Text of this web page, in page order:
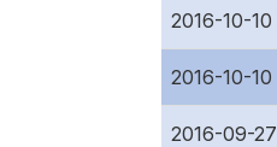
2016-10-10
2016-10-10
2016-09-27